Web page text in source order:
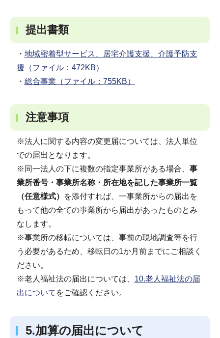
提出書類
・ 地域密着型サービス、居宅介護支援、介護予防支
援（ファイル：472KB）
・ 総合事業（ファイル：755KB）
注意事項
※法人に関する内容の変更届については、法人単位
での届出となります。
※同一法人の下に複数の指定事業所がある場合、 事
業所番号・事業所名称・所在地を記した事業所一覧
（任意様式）
を添付すれば、一事業所からの届出を
もって他の全ての事業所から届出があったものとみ
なします。
※事業所の移転については、事前の現地調査等を行
う必要があるため、移転日の1か月前までにご相談く
ださい。
※老人福祉法の届出については、 10.老人福祉法の届
出について をご確認ください。
5.加算の届出について